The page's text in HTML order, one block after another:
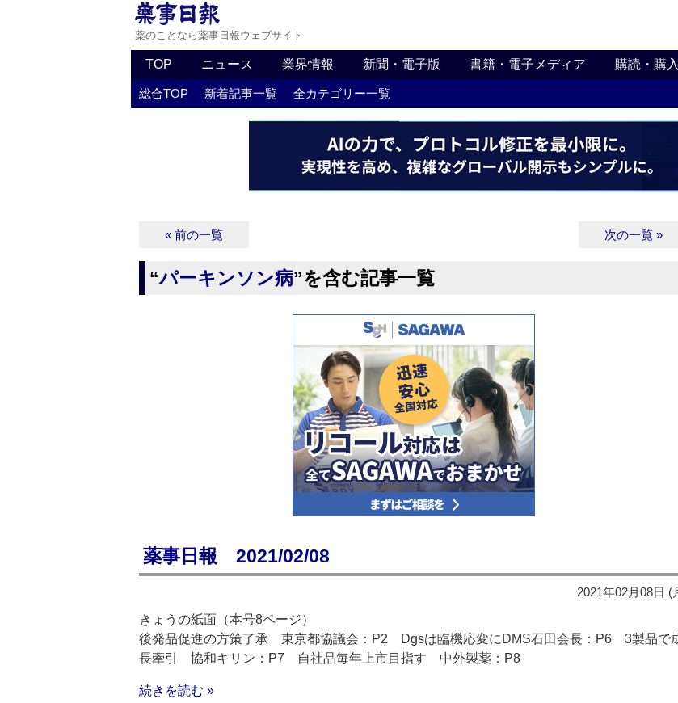
薬のことなら薬事日報ウェブサイト
TOP ニュース 業界情報 新聞・電子版 書籍・電子メディア 購読・購
総合TOP 新着記事一覧 全カテゴリー一覧
« 前の一覧 次の一覧 »
“パーキンソン病”を含む記事一覧
薬事日報 2021/02/08
2021年02月08日 (
きょうの紙面（本号8ページ）
後発品促進の方策了承 東京都協議会：P2 Dgsは臨機応変にDMS石田会長：P6 3製品で
長牽引 協和キリン：P7 自社品毎年上市目指す 中外製薬：P8
続きを読む »